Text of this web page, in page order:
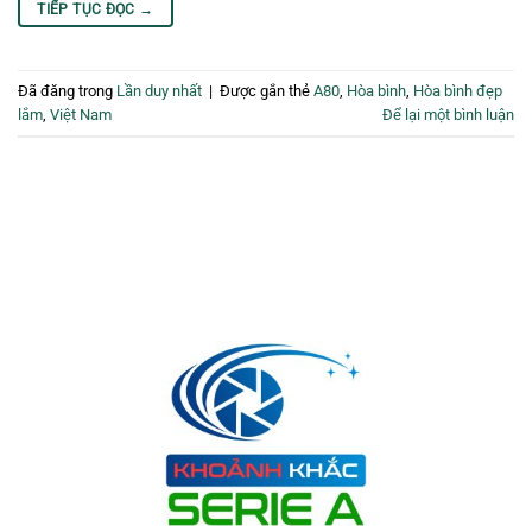
TIẾP TỤC ĐỌC →
Đã đăng trong Lần duy nhất | Được gắn thẻ A80 Hòa bình Hòa bình đẹp
lắm Việt Nam Để lại một bình luận